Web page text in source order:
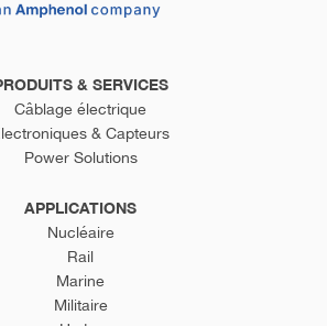
& SERVICES
Câblage électrique
& Capteurs
Power Solutions
APPLICATIONS
Nucléaire
Rail
Marine
Militaire